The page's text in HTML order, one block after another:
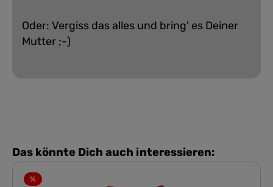
Oder: Vergiss das alles und bring' es Deiner
Mutter ;-)
Das könnte Dich auch interessieren:
%